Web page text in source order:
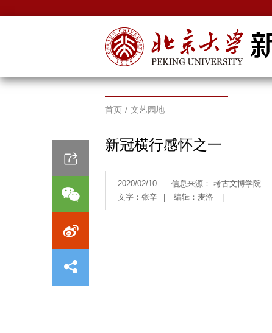
首页 / 文艺园地
新冠横行感怀之一
2020/02/10
信息来源： 考古文博学院
文字：张辛
编辑：麦洛